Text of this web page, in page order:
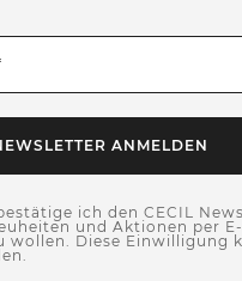
ANMELDEN
ich den CECIL
und Aktionen per
wollen. Diese Einwilligung